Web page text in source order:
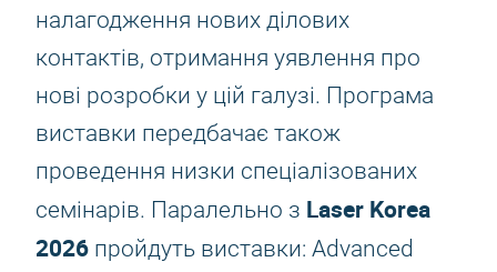
налагодження нових ділових
контактів, отримання уявлення про
нові розробки у цій галузі. Програма
виставки передбачає також
проведення низки спеціалізованих
семінарів. Паралельно з Laser Korea
2026 пройдуть виставки: Advanced